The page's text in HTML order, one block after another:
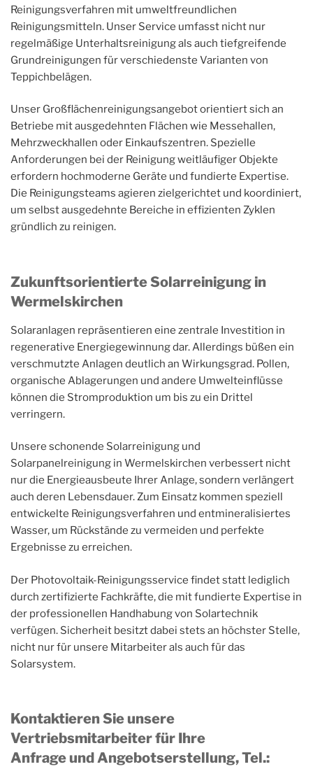
Reinigungsverfahren mit umweltfreundlichen
Reinigungsmitteln. Unser Service umfasst nicht nur
regelmäßige Unterhaltsreinigung als auch tiefgreifende
Grundreinigungen für verschiedenste Varianten von
Teppichbelägen.
Unser Großflächenreinigungsangebot orientiert sich an
Betriebe mit ausgedehnten Flächen wie Messehallen,
Mehrzweckhallen oder Einkaufszentren. Spezielle
Anforderungen bei der Reinigung weitläufiger Objekte
erfordern hochmoderne Geräte und fundierte Expertise.
Die Reinigungsteams agieren zielgerichtet und koordiniert,
um selbst ausgedehnte Bereiche in effizienten Zyklen
gründlich zu reinigen.
Zukunftsorientierte Solarreinigung in
Wermelskirchen
Solaranlagen repräsentieren eine zentrale Investition in
regenerative Energiegewinnung dar. Allerdings büßen ein
verschmutzte Anlagen deutlich an Wirkungsgrad. Pollen,
organische Ablagerungen und andere Umwelteinflüsse
können die Stromproduktion um bis zu ein Drittel
verringern.
Unsere schonende Solarreinigung und
Solarpanelreinigung in Wermelskirchen verbessert nicht
nur die Energieausbeute Ihrer Anlage, sondern verlängert
auch deren Lebensdauer. Zum Einsatz kommen speziell
entwickelte Reinigungsverfahren und entmineralisiertes
Wasser, um Rückstände zu vermeiden und perfekte
Ergebnisse zu erreichen.
Der Photovoltaik-Reinigungsservice findet statt lediglich
durch zertifizierte Fachkräfte, die mit fundierte Expertise in
der professionellen Handhabung von Solartechnik
verfügen. Sicherheit besitzt dabei stets an höchster Stelle,
nicht nur für unsere Mitarbeiter als auch für das
Solarsystem.
Kontaktieren Sie unsere
Vertriebsmitarbeiter für Ihre
Anfrage und Angebotserstellung, Tel.: